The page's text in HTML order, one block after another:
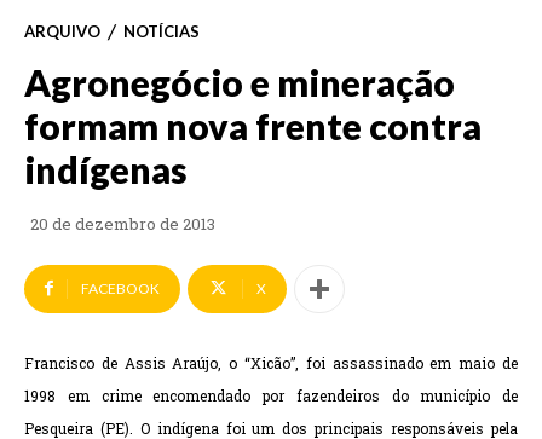
ARQUIVO NOTÍCIAS
Agronegócio e mineração
formam nova frente contra
indígenas
20 de dezembro de 2013
FACEBOOK X
Francisco de Assis Araújo, o “Xicão”, foi assassinado em maio de
1998 em crime encomendado por fazendeiros do município de
Pesqueira (PE). O indígena foi um dos principais responsáveis pela